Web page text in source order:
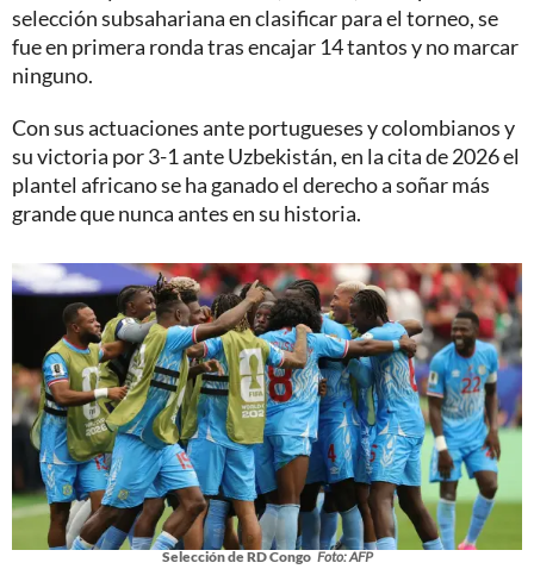
selección subsahariana en clasificar para el torneo, se
fue en primera ronda tras encajar 14 tantos y no marcar
ninguno.
Con sus actuaciones ante portugueses y colombianos y
su victoria por 3-1 ante Uzbekistán, en la cita de 2026 el
plantel africano se ha ganado el derecho a soñar más
grande que nunca antes en su historia.
Selección de RD Congo Foto: AFP